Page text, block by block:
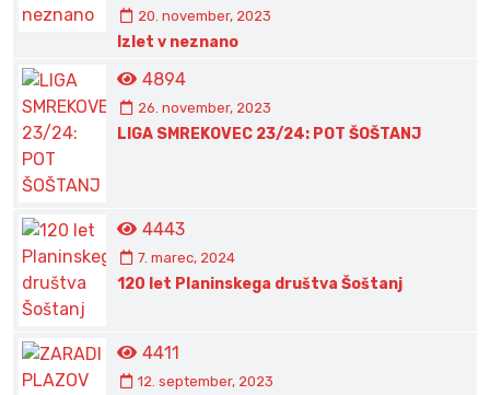
20. november, 2023
Izlet v neznano
4894
26. november, 2023
LIGA SMREKOVEC 23/24: POT ŠOŠTANJ
4443
7. marec, 2024
120 let Planinskega društva Šoštanj
4411
12. september, 2023